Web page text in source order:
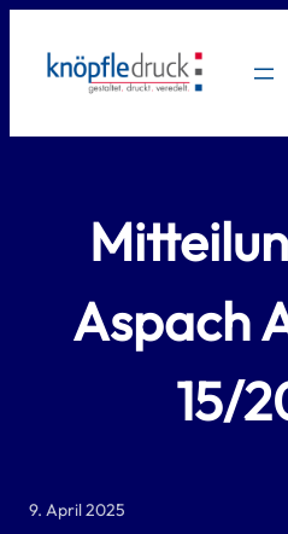
Inhalt
springen
Aspach
15/
9. April 2025